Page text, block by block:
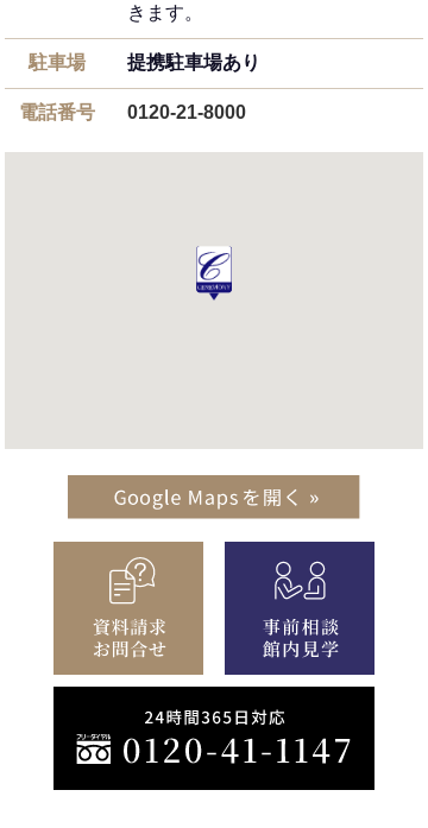
きます。
駐車場 提携駐車場あり
電話番号 0120-21-8000